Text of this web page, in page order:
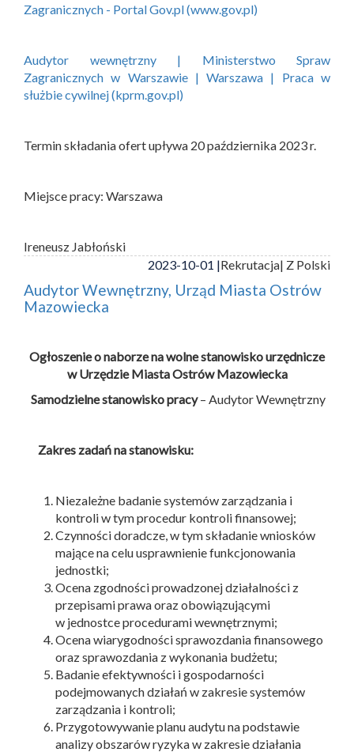
Zagranicznych - Portal Gov.pl (www.gov.pl)
Audytor wewnętrzny | Ministerstwo Spraw
Zagranicznych w Warszawie | Warszawa | Praca w
służbie cywilnej (kprm.gov.pl)
Termin składania ofert upływa 20 października 2023 r.
Miejsce pracy: Warszawa
Ireneusz Jabłoński
2023-10-01 |Rekrutacja| Z Polski
Audytor Wewnętrzny, Urząd Miasta Ostrów
Mazowiecka
Ogłoszenie o naborze na wolne stanowisko urzędnicze
w Urzędzie Miasta Ostrów Mazowiecka
Samodzielne stanowisko pracy– Audytor Wewnętrzny
Zakres zadań na stanowisku:
Niezależne badanie systemów zarządzania i
kontroli w tym procedur kontroli finansowej;
Czynności doradcze, w tym składanie wniosków
mające na celu usprawnienie funkcjonowania
jednostki;
Ocena zgodności prowadzonej działalności z
przepisami prawa oraz obowiązującymi
w jednostce procedurami wewnętrznymi;
Ocena wiarygodności sprawozdania finansowego
oraz sprawozdania z wykonania budżetu;
Badanie efektywności i gospodarności
podejmowanych działań w zakresie systemów
zarządzania i kontroli;
Przygotowywanie planu audytu na podstawie
analizy obszarów ryzyka w zakresie działania